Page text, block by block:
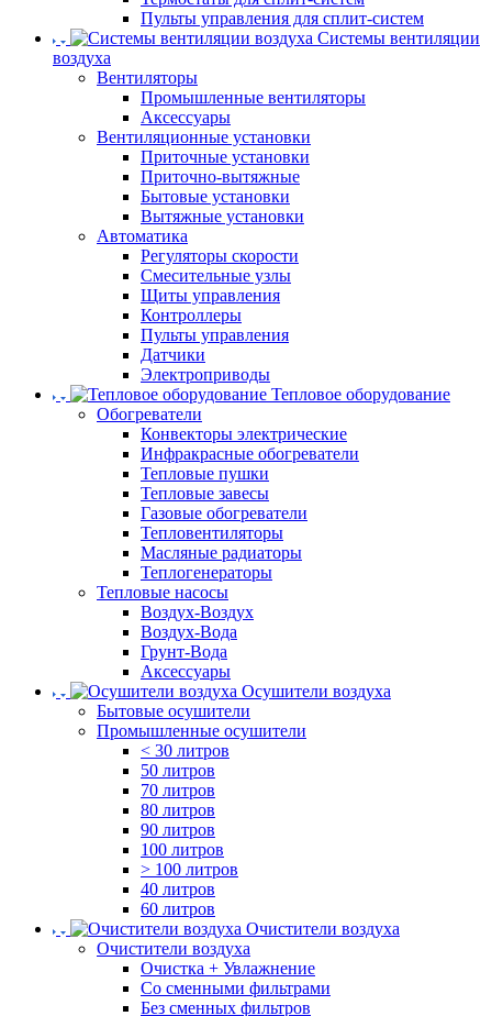
Пульты управления для сплит-систем
Системы вентиляции
воздуха
Вентиляторы
Промышленные вентиляторы
Аксессуары
Вентиляционные установки
Приточные установки
Приточно-вытяжные
Бытовые установки
Вытяжные установки
Автоматика
Регуляторы скорости
Смесительные узлы
Щиты управления
Контроллеры
Пульты управления
Датчики
Электроприводы
Тепловое оборудование
Обогреватели
Конвекторы электрические
Инфракрасные обогреватели
Тепловые пушки
Тепловые завесы
Газовые обогреватели
Тепловентиляторы
Масляные радиаторы
Теплогенераторы
Тепловые насосы
Воздух-Воздух
Воздух-Вода
Грунт-Вода
Аксессуары
Осушители воздуха
Бытовые осушители
Промышленные осушители
< 30 литров
50 литров
70 литров
80 литров
90 литров
100 литров
> 100 литров
40 литров
60 литров
Очистители воздуха
Очистители воздуха
Очистка + Увлажнение
Cо сменными фильтрами
Без сменных фильтров